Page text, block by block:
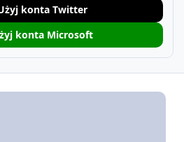
konta Twitter
konta Microsoft